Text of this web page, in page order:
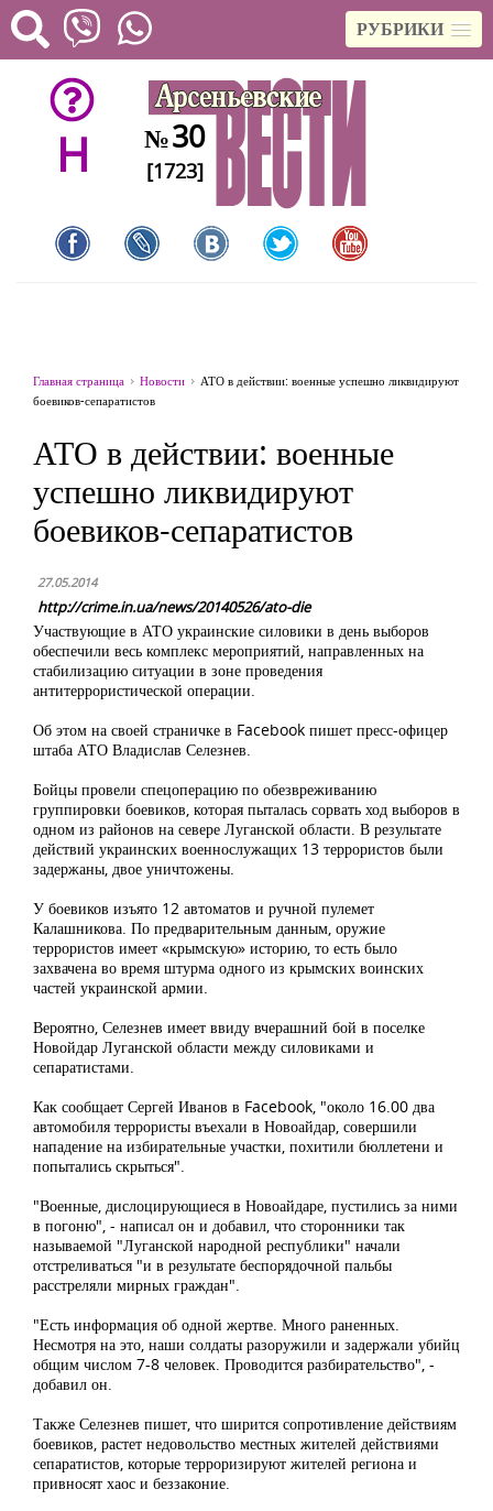
РУБРИКИ
H №30
[1723]
Главная страница Новости
АТО в действии: военные успешно ликвидируют
боевиков-сепаратистов
АТО в действии: военные
успешно ликвидируют
боевиков-сепаратистов
27.05.2014
http://crime.in.ua/news/20140526/ato-die
Участвующие в АТО украинские силовики в день выборов
обеспечили весь комплекс мероприятий, направленных на
стабилизацию ситуации в зоне проведения
антитеррористической операции.
Об этом на своей страничке в Facebook пишет пресс-офицер
штаба АТО Владислав Селезнев.
Бойцы провели спецоперацию по обезвреживанию
группировки боевиков, которая пыталась сорвать ход выборов в
одном из районов на севере Луганской области. В результате
действий украинских военнослужащих 13 террористов были
задержаны, двое уничтожены.
У боевиков изъято 12 автоматов и ручной пулемет
Калашникова. По предварительным данным, оружие
террористов имеет «крымскую» историю, то есть было
захвачена во время штурма одного из крымских воинских
частей украинской армии.
Вероятно, Селезнев имеет ввиду вчерашний бой в поселке
Новойдар Луганской области между силовиками и
сепаратистами.
Как сообщает Сергей Иванов в Facebook, "около 16.00 два
автомобиля террористы въехали в Новоайдар, совершили
нападение на избирательные участки, похитили бюллетени и
попытались скрыться".
"Военные, дислоцирующиеся в Новоайдаре, пустились за ними
в погоню", - написал он и добавил, что сторонники так
называемой "Луганской народной республики" начали
отстреливаться "и в результате беспорядочной пальбы
расстреляли мирных граждан".
"Есть информация об одной жертве. Много раненных.
Несмотря на это, наши солдаты разоружили и задержали убийц
общим числом 7-8 человек. Проводится разбирательство", -
добавил он.
Также Селезнев пишет, что ширится сопротивление действиям
боевиков, растет недовольство местных жителей действиями
сепаратистов, которые терроризируют жителей региона и
привносят хаос и беззаконие.